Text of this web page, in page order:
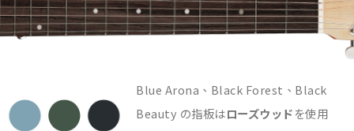
Blue Arona、Black Forest、Black
Beauty の指板はローズウッドを使用